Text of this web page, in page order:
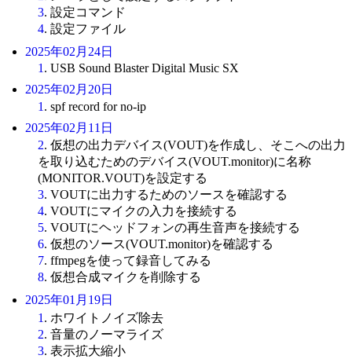
3. 設定コマンド
4. 設定ファイル
2025年02月24日
1 . USB Sound Blaster Digital Music SX
2025年02月20日
1 . spf record for no-ip
2025年02月11日
2. 仮想の出力デバイス(VOUT)を作成し、そこへの出力
を取り込むためのデバイス(VOUT.monitor)に名称
(MONITOR.VOUT)を設定する
3. VOUTに出力するためのソースを確認する
4. VOUTにマイクの入力を接続する
5. VOUTにヘッドフォンの再生音声を接続する
6. 仮想のソース(VOUT.monitor)を確認する
7. ffmpegを使って録音してみる
8. 仮想合成マイクを削除する
2025年01月19日
1 . ホワイトノイズ除去
2. 音量のノーマライズ
3. 表示拡大縮小